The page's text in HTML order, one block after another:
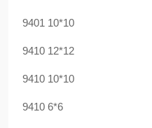
9401 10*10
9410 12*12
9410 10*10
9410 6*6